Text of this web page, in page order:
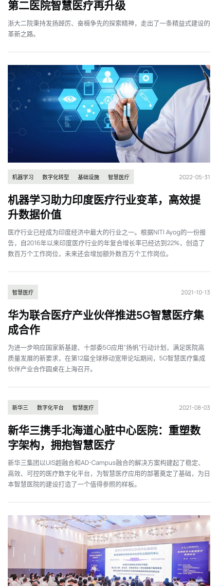
第二医院智慧医疗再升级
浙大二院秉持发扬踔厉、奋楫争先的探索精神，走出了一条精益式建设的
革新之路。
机器学习 数字化转型 基础设施 智慧医疗 2022-05-31
机器学习助力印度医疗行业变革，高效提
升数据价值
医疗行业已经成为印度经济中最大的行业之一。根据NITI Ayog的一份报
告，自2016年以来印度医疗行业的年复合增长率已经达到22%，创造了
数百万个工作岗位，未来还会增加额外数百万个工作岗位。
智慧医疗 2021-10-13
华为联合医疗产业伙伴推进5G智慧医疗集
成合作
为进一步响应国家新基建、十部委5G应用“扬帆”行动计划，满足医院高
质量发展的新要求，在第12届全球移动宽带论坛期间，5G智慧医疗集成
伙伴产业合作圆桌在上海召开。
新华三 数字化平台 智慧医疗 2021-08-03
新华三携手北海道心脏中心医院：重塑数
字架构，拥抱智慧医疗
新华三集团以UIS超融合和AD-Campus融合的解决方案构建起了稳定、
高效、可控的医疗数字化平台，为智慧医疗应用的部署奠定了基础，为日
本智慧医院的建设打造了一个值得参照的样板。